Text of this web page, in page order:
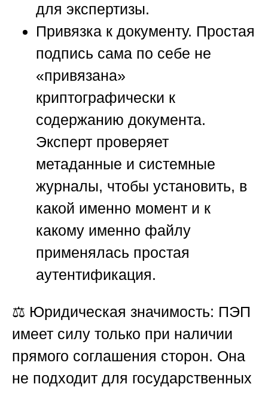
для экспертизы.
Привязка к документу. Простая
подпись сама по себе не
«привязана»
криптографически к
содержанию документа.
Эксперт проверяет
метаданные и системные
журналы, чтобы установить, в
какой именно момент и к
какому именно файлу
применялась простая
аутентификация.
⚖️ Юридическая значимость: ПЭП
имеет силу только при наличии
прямого соглашения сторон. Она
не подходит для государственных